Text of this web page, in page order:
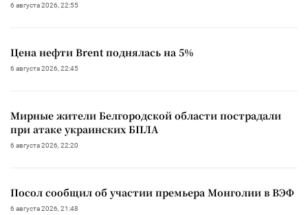
6 августа 2026, 22:55
Цена нефти Brent поднялась на 5%
6 августа 2026, 22:45
Мирные жители Белгородской области пострадали
при атаке украинских БПЛА
6 августа 2026, 22:20
Посол сообщил об участии премьера Монголии в ВЭФ
6 августа 2026, 21:48